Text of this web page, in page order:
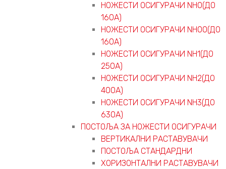
НОЖЕСТИ ОСИГУРАЧИ NH0(ДО
160А)
НОЖЕСТИ ОСИГУРАЧИ NH00(ДО
160А)
НОЖЕСТИ ОСИГУРАЧИ NH1(ДО
250А)
НОЖЕСТИ ОСИГУРАЧИ NH2(ДО
400А)
НОЖЕСТИ ОСИГУРАЧИ NH3(ДО
630А)
ПОСТОЉА ЗА НОЖЕСТИ ОСИГУРАЧИ
ВЕРТИКАЛНИ РАСТАВУВАЧИ
ПОСТОЉА СТАНДАРДНИ
ХОРИЗОНТАЛНИ РАСТАВУВАЧИ